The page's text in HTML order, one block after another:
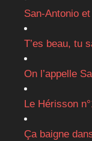
San-Antonio
T’es beau, tu
On l’appelle
Le Hérisson
Ça baigne